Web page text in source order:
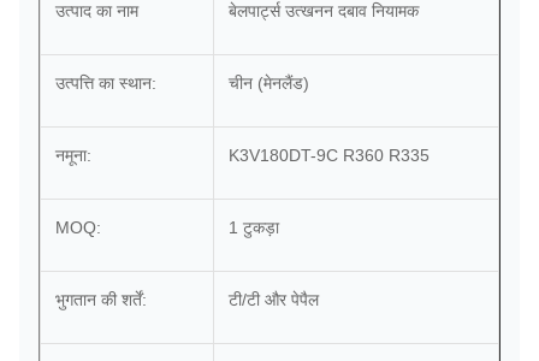
उत्पाद का नाम बेलपार्ट्स उत्खनन दबाव नियामक
उत्पत्ति का स्थान: चीन (मेनलैंड)
नमूना: K3V180DT-9C R360 R335
MOQ: 1 टुकड़ा
भुगतान की शर्तें: टी/टी और पेपैल